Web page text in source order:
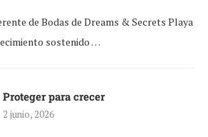
de Bodas de Dreams & Secrets Playa
sostenido …
Proteger para crecer
2 junio, 2026